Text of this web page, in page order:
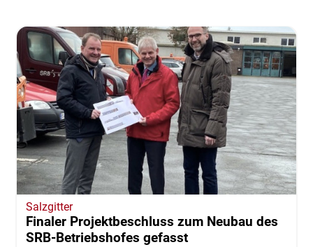
Salzgitter
Finaler Projektbeschluss zum Neubau des
SRB-Betriebshofes gefasst